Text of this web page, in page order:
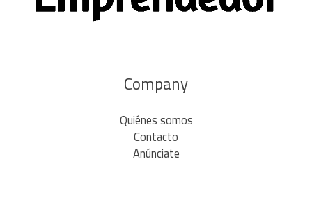
Company
Quiénes somos
Contacto
Anúnciate